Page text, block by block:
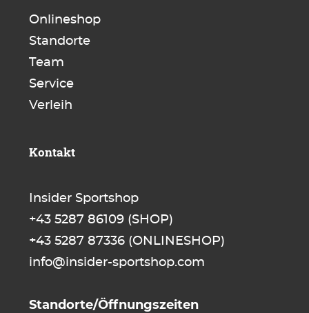
Onlineshop
Standorte
Team
Service
Verleih
Kontakt
Insider Sportshop
+43 5287 86109 (SHOP)
+43 5287 87336 (ONLINESHOP)
info@insider-sportshop.com
Standorte/Öffnungszeiten